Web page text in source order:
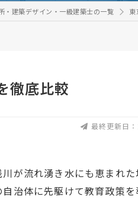
・建築デザイン・一級建築士の一覧 東
徹底比較
最終更新日
が流れ湧き水にも恵まれた
治体に先駆けて教育政策